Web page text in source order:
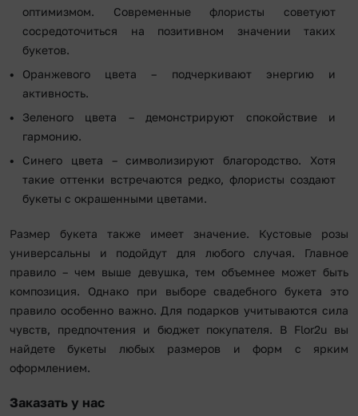
оптимизмом. Современные флористы советуют
сосредоточиться на позитивном значении таких
букетов.
Оранжевого цвета – подчеркивают энергию и
активность.
Зеленого цвета – демонстрируют спокойствие и
гармонию.
Синего цвета – символизируют благородство. Хотя
такие оттенки встречаются редко, флористы создают
букеты с окрашенными цветами.
Размер букета также имеет значение. Кустовые розы
универсальны и подойдут для любого случая. Главное
правило – чем выше девушка, тем объемнее может быть
композиция. Однако при выборе свадебного букета это
правило особенно важно. Для подарков учитываются сила
чувств, предпочтения и бюджет покупателя. В Flor2u вы
найдете букеты любых размеров и форм с ярким
оформлением.
Заказать у нас